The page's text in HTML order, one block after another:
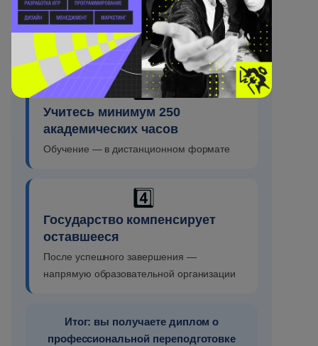
организацией
И оплачиваете свою часть — от 0% до
50% стоимости
3️⃣
Учитесь минимум 250
академических часов
Обучение — в дистанционном формате
4️⃣
Государство компенсирует
оставшееся
После успешного завершения —
напрямую образовательной организации
Итог: вы получаете диплом о
профессиональной переподготовке